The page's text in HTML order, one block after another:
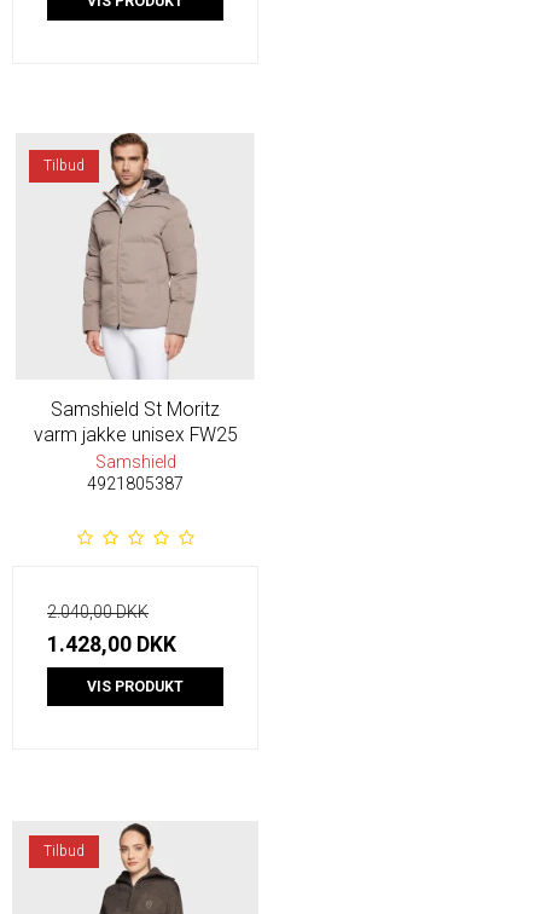
Tilbud
Samshield St Moritz
varm jakke unisex FW25
Samshield
4921805387
2.040,00 DKK
1.428,00 DKK
VIS PRODUKT
Tilbud